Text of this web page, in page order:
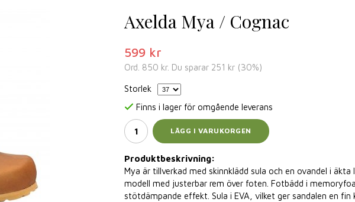
Axelda Mya / Cognac
599 kr
Ord. 850 kr. Du sparar 251 kr (30%)
Storlek
Finns i lager för omgående leverans
LÄGG I VARUKORGEN
Produktbeskrivning:
Mya är tillverkad med skinnklädd sula och en ovandel i
modell med justerbar rem över foten. Fotbädd i
stötdämpande effekt. Sula i EVA, vilket ger sandalen en